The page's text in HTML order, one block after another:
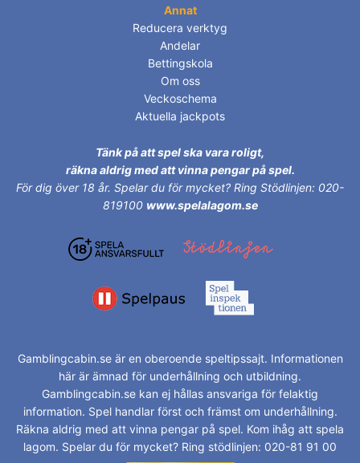
Annat
Reducera verktyg
Andelar
Bettingskola
Om oss
Veckoschema
Aktuella jackpots
Tänk på att spel ska vara roligt,
räkna aldrig med att vinna pengar på spel.
För dig över 18 år. Spelar du för mycket? Ring Stödlinjen: 020-
819100 www.spelalagom.se
Gamblingcabin.se är en oberoende speltipssajt. Informationen
här är ämnad för underhållning och utbildning.
Gamblingcabin.se kan ej hållas ansvariga för felaktig
information. Spel handlar först och främst om underhållning.
Räkna aldrig med att vinna pengar på spel. Kom ihåg att spela
lagom. Spelar du för mycket? Ring stödlinjen: 020-81 91 00